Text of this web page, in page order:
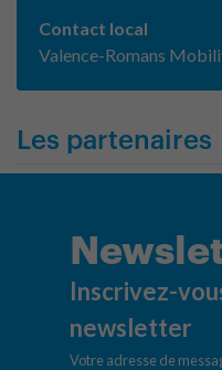
Contact local
Valence-Romans
Les partenaires
Inscrivez-
newsletter
Votre adresse de